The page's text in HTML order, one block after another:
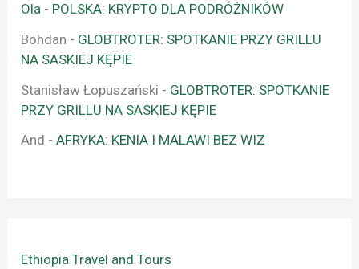
Ola - POLSKA: KRYPTO DLA PODRÓŻNIKÓW
Bohdan - GLOBTROTER: SPOTKANIE PRZY GRILLU
NA SASKIEJ KĘPIE
Stanisław Łopuszański - GLOBTROTER: SPOTKANIE
PRZY GRILLU NA SASKIEJ KĘPIE
And -AFRYKA: KENIA I MALAWI BEZ WIZ
Ethiopia Travel and Tours